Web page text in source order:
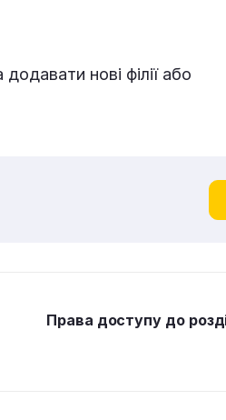
нові філії або
Права доступу до